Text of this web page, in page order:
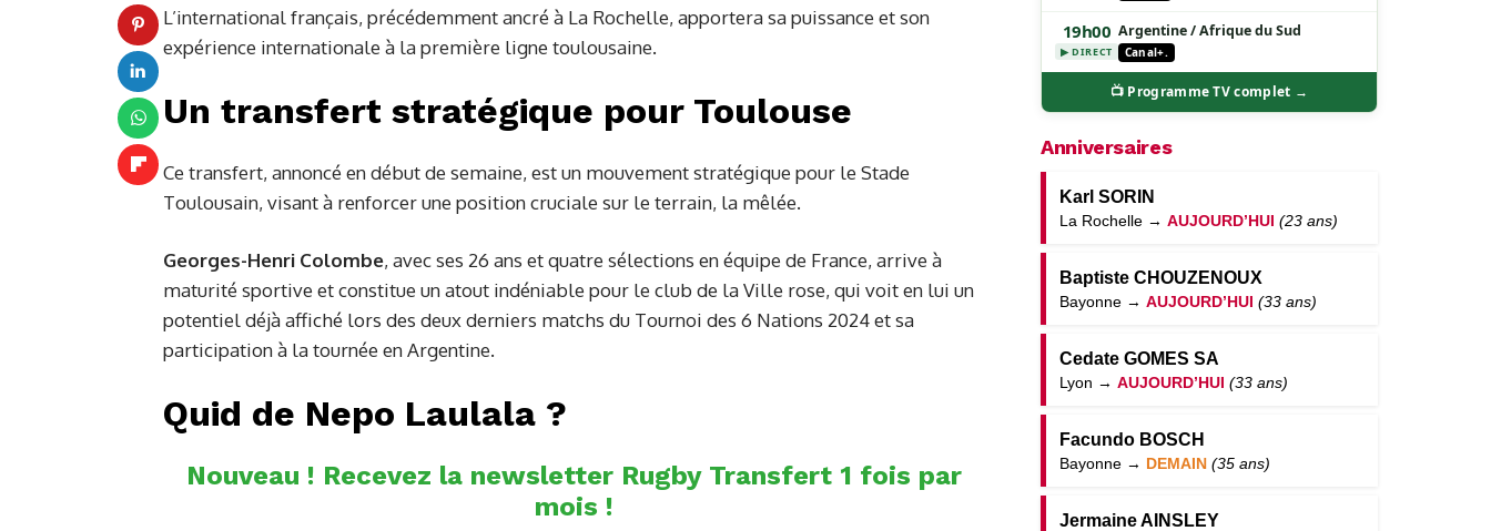
L’international français, précédemment ancré à La Rochelle, apportera sa puissance et son
expérience internationale à la première ligne toulousaine.
Un transfert stratégique pour Toulouse
Ce transfert, annoncé en début de semaine, est un mouvement stratégique pour le Stade
Toulousain, visant à renforcer une position cruciale sur le terrain, la mêlée.
Georges-Henri Colombe, avec ses 26 ans et quatre sélections en équipe de France, arrive à
maturité sportive et constitue un atout indéniable pour le club de la Ville rose, qui voit en lui un
potentiel déjà affiché lors des deux derniers matchs du Tournoi des 6 Nations 2024 et sa
participation à la tournée en Argentine.
Quid de Nepo Laulala ?
Nouveau ! Recevez la newsletter Rugby Transfert 1 fois par
mois !
19h00
▶ DIRECT
Argentine / Afrique du Sud
Canal+.
📺 Programme TV complet →
Anniversaires
Karl SORIN
La Rochelle → AUJOURD’HUI (23 ans)
Baptiste CHOUZENOUX
Bayonne → AUJOURD’HUI (33 ans)
Cedate GOMES SA
Lyon → AUJOURD’HUI (33 ans)
Facundo BOSCH
Bayonne → DEMAIN (35 ans)
Jermaine AINSLEY